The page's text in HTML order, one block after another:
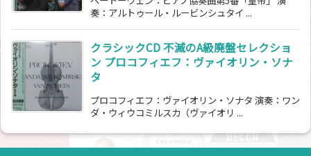
奏：アルトゥール・ルービンシュタイ ...
クラシックCD 不滅のA級廃盤セレクショ
ン プロコフィエフ：ヴァイオリン・ソナ
タ
プロコフィエフ：ヴァイオリン・ソナタ 演奏：ワン
ダ・ウィウコミルスカ（ヴァイオリ ...